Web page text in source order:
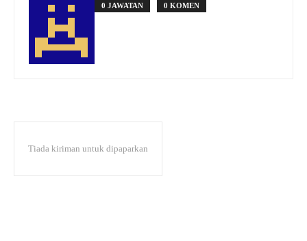
0 JAWATAN 0 KOMEN
Tiada kiriman untuk dipaparkan